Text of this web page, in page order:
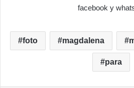
facebook y
foto magdalena
para